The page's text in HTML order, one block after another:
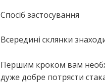
Спосіб застосування
Всередині склянки
Першим кроком вам
дуже добре потрясти